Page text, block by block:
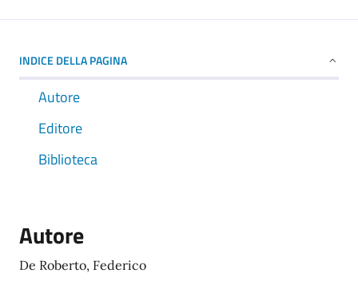
INDICE DELLA PAGINA
Autore
Editore
Biblioteca
Autore
De Roberto, Federico